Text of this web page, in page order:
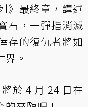
》最終章，講述
石，一彈指消滅
存的復仇者將如
。
於 4 月 24 日在